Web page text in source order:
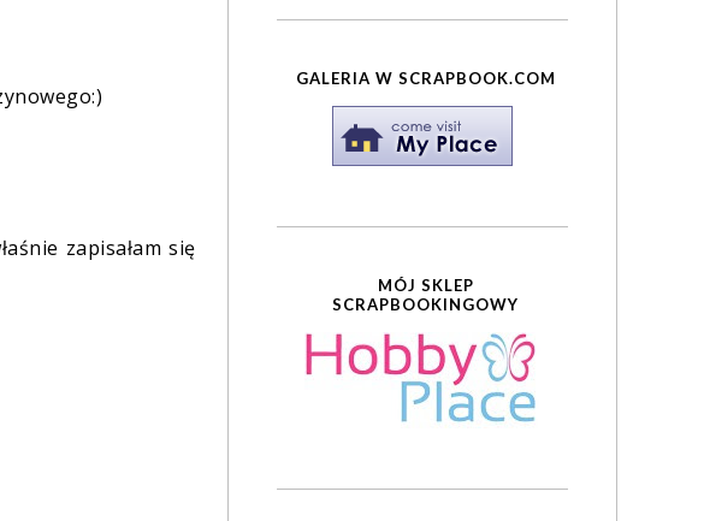
zapisałam się
GALERIA W SCRAPBOOK.COM
MÓJ SKLEP
SCRAPBOOKINGOWY